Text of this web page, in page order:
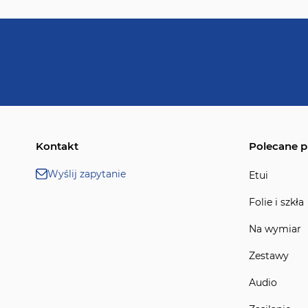
Kontakt
Wyślij zapytanie
Polecane
Etui
Folie i szkła
Na wymiar
Zestawy
Audio